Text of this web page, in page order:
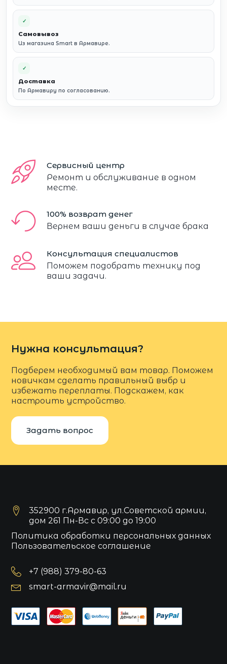
✓
Самовывоз
Из магазина Smart в Армавире.
✓
Доставка
По Армавиру по согласованию.
Сервисный центр
Ремонт и обслуживание в одном
месте.
100% возврат денег
Вернем ваши деньги в случае брака
Консультация специалистов
Поможем подобрать технику под
ваши задачи.
Нужна консультация?
Подберем необходимый вам товар. Поможем
новичкам сделать правильный выбр и
избежать переплаты. Подскажем, как
настроить устройство.
Задать вопрос
352900 г.Армавир, ул.Советской армии,
дом 261 Пн-Вс с 09:00 до 19:00
Политика обработки персональных данных
Пользовательское соглашение
+7 (988) 379-80-63
smart-armavir@mail.ru